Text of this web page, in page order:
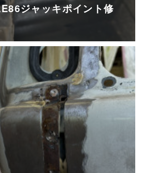
ジャッキポイント修